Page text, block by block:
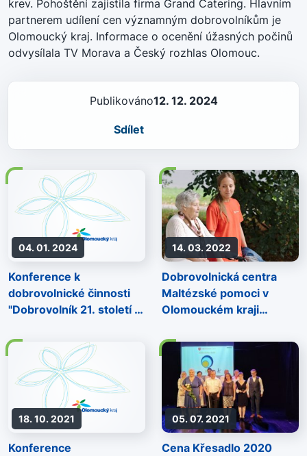
krev. Pohoštění zajistila firma Grand Catering. Hlavním
partnerem udílení cen významným dobrovolníkům je
Olomoucký kraj. Informace o ocenění úžasných počinů
odvysílala TV Morava a Český rozhlas Olomouc.
Publikováno12. 12. 2024
Sdílet
04. 01. 2024
Konference k
dobrovolnické činnosti
"Dobrovolník 21. století –
14. 03. 2022
Dobrovolnická centra
Maltézské pomoci v
Olomouckém kraji
činnost
18. 10. 2021
Konference
05. 07. 2021
Cena Křesadlo 2020